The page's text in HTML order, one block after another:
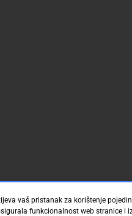
vaš pristanak za korištenje
funkcionalnost web stranice i